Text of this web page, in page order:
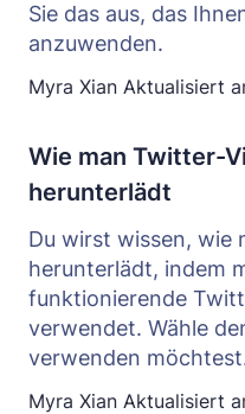
Sie das aus, das
anzuwenden.
Myra Xian Aktualisiert
Wie man Twitter-
herunterlädt
Du wirst wissen, wie
herunterlädt, indem
funktionierende
verwendet. Wähle
verwenden
Myra Xian Aktualisiert